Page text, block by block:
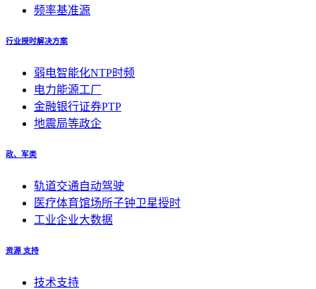
频率基准源
行业授时解决方案
弱电智能化NTP时频
电力能源工厂
金融银行证券PTP
地震局等政企
政、军类
轨道交通自动驾驶
医疗体育馆场所子钟卫星授时
工业企业大数据
资源 支持
技术支持